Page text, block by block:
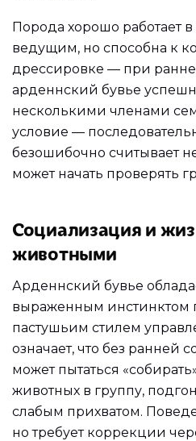
Порода хорошо работает
ведущим, но способна к
дрессировке — при
арденнский бувье
несколькими членами
условие —
безошибочно считывает
может начать проверять
Социализация и
животными
Арденнский бувье
выраженным инстинктом
пастушьим стилем
означает, что без ранней
может пытаться
животных в группу,
слабым прихватом.
но требует коррекции